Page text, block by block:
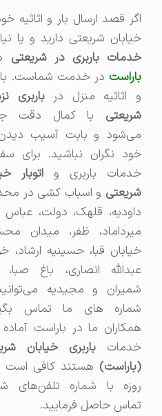
اگر قصد ارسال بار و اثاثیه خود در
خیابان شریعتی دارید و یا نیاز به
خدمات باربری در شریعتیدارید
باراست در خدمت شماست. باربری
و اثاثیه منزل در باربری نزدیک
شریعتیبا کمال دقت جابجا
می‌شود و بابت آسیب دیدن بار
خود نگران نباشید. برای سفارش
خدمات باربری و
اتوبار خیابان
شریعتیو اسباب کشی در محدوده
داودیه، قلهک، دولت، عباس آباد،
میرداماد، ظفر، میدان محسنی،
خیابان قبا، حسینیه ارشاد، خواجه
عبدالله انصاری، باغ صبا، پیچ
شمیران و مجیدیه می‌توانید با
شماره های ما تماس بگیرید.
همکاران ما در باراست آماده ارائه
خدماتباربری خیابان شریعتی
(باراست)هستند کافی است همه
روزه با شماره تلفن‌های شرکت
تماس حاصل فرمایید.